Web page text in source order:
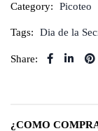
Category: Picoteo
Tags: Dia de la
Share:
¿COMO